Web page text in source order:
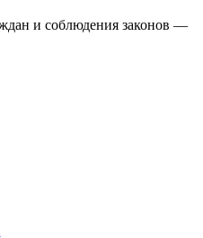
и соблюдения законов —